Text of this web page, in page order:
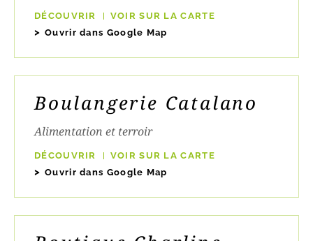
DÉCOUVRIR
VOIR SUR LA CARTE
Ouvrir dans Google Map
Boulangerie Catalano
Alimentation et terroir
DÉCOUVRIR
VOIR SUR LA CARTE
Ouvrir dans Google Map